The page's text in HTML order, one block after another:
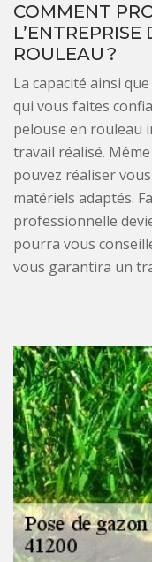
COMMENT
ROULEAU ?
La capacité ainsi
qui vous faites
pelouse en rouleau
travail réalisé. Même
pouvez réaliser
matériels adaptés.
professionnelle
pourra vous
vous garantira un